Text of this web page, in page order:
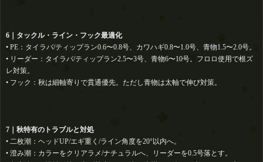
6｜タックル・ライン・フック最適化
• PE：タイラバ/ティップラン0.6〜0.8号、カワハギ0.8〜1.0号、青物1.5〜2.0号。
• リーダー：タイラバ/ティップラン2.5〜3号、青物6〜10号。フロロ使用で根ズ
レ対策。
• フック：秋は細軸寄りで貫通優先。ただし青物は太軸で伸び対策。
7｜秋特有のトラブルと対処
• 二枚潮：ヘッドUP/エギ重く/ライン角度を20°以内へ。
• 澄み潮：カラーをクリアラメ/ナチュラルへ、リーダーを0.5号落とす。